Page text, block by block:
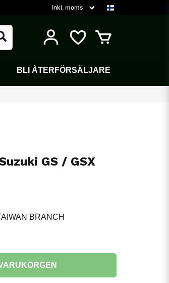
BLI ÅTERFÖRSÄLJARE
GS / GSX
BRANCH